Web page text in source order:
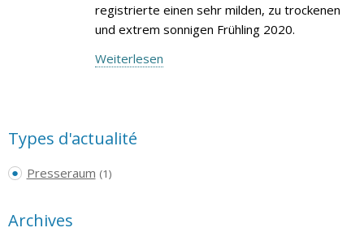
registrierte einen sehr milden, zu trockenen
und extrem sonnigen Frühling 2020.
Weiterlesen
Types d'actualité
Presseraum (1)
Archives